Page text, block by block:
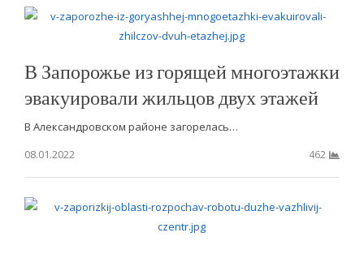
В Запорожье из горящей многоэтажки
эвакуировали жильцов двух этажей
В Александровском районе загорелась…
08.01.2022
462